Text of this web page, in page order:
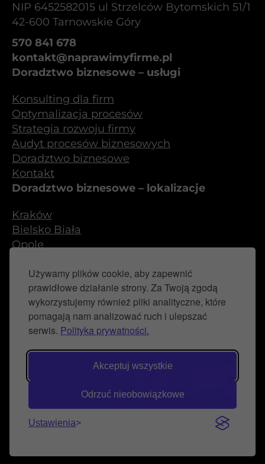
Używamy plików cookie, aby zapewnić
prawidłowe działanie strony. Za Twoją zgodą
wykorzystujemy również pliki analityczne, które
pomagają nam analizować ruch i ulepszać
serwis. Polityka prywatności.
Akceptuj wszystkie
Odrzuć nieobowiązkowe
Ustawienia
NIP 6452582015 ul Strzelców Bytomskich 51/1
42-600 Tarnowskie Góry
570 841 678
kontakt@naprawimyfirme.pl
Doradztwo biznesowe – usługi
Konsulting dla firm
Optymalizacja procesów
Strategia rozwoju firmy
Audyt procesów biznesowych
Doradztwo biznesowe
Kontakt
Doradztwo biznesowe – lokalizacje
Kraków
Bielsko Biała
Opole
Śląsk
Gliwice
Katowice
Tarnowskie Góry
© NaprawimyFirme.pl - Wszystkie prawa
zastrzeżone
Polityka prywatności i Cookies